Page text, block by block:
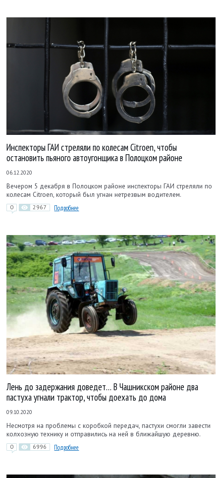
Инспекторы ГАИ стреляли по колесам Citroen, чтобы
остановить пьяного автоугонщика в Полоцком районе
06.12.2020
Вечером 5 декабря в Полоцком районе инспекторы ГАИ стреляли по
колесам Citroen, который был угнан нетрезвым водителем.
0 2967 Подробнее
Лень до задержания доведет… В Чашникском районе два
пастуха угнали трактор, чтобы доехать до дома
09.10.2020
Несмотря на проблемы с коробкой передач, пастухи смогли завести
колхозную технику и отправились на ней в ближайшую деревню.
0 6996 Подробнее